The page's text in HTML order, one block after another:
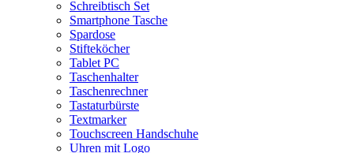
Schreibtisch Set
Smartphone Tasche
Spardose
Stifteköcher
Tablet PC
Taschenhalter
Taschenrechner
Tastaturbürste
Textmarker
Touchscreen Handschuhe
Uhren mit Logo